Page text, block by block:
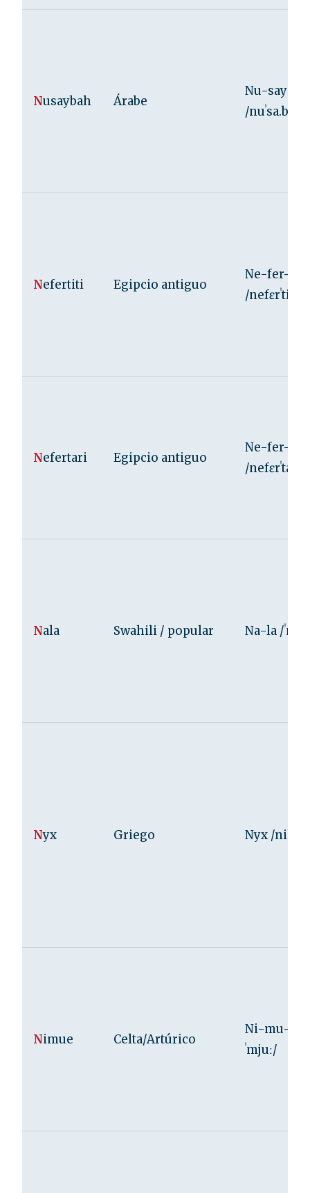
Nusaybah Árabe
Nu-say-
/nuˈsa.ba/
Nefertiti Egipcio antiguo
Ne-fer-ti-
/nefɛrˈtiti/
Nefertari Egipcio antiguo
Ne-fer-
/nefɛrˈtari/
Nala Swahili / popular Na-la /
Nyx Griego Nyx /niks/
Nimue Celta/Artúrico
Ni-mu-e /
ˈmjuː/